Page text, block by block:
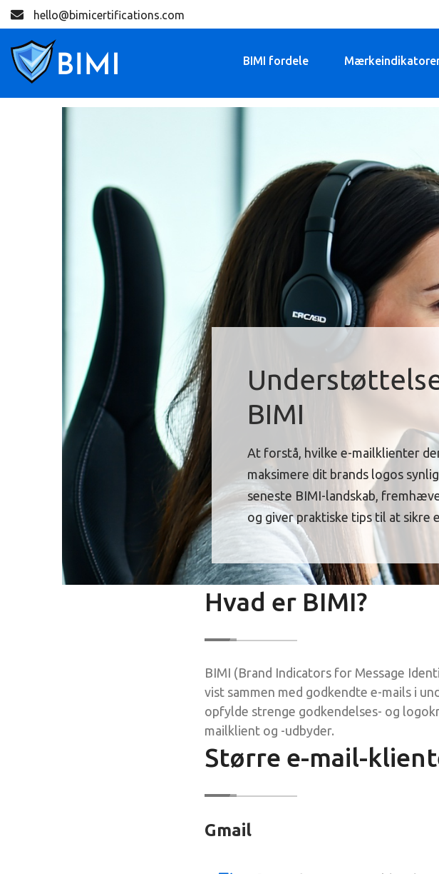
hello@bimicertifications.com
BIMI fordele
BIMI
At forstå, hvilke e-mailklienter
maksimere dit brands logos
seneste BIMI-landskab,
og giver praktiske tips til at sikre
Hvad er BIMI?
BIMI (Brand Indicators for Message
vist sammen med godkendte e-mails i
opfylde strenge godkendelses- og
mailklient og -udbyder.
Større e-mail-
Gmail